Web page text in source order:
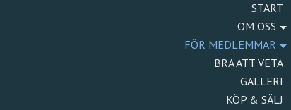
START
OM OSS
FÖR MEDLEMMAR
BRA ATT VETA
GALLERI
KÖP & SÄLJ